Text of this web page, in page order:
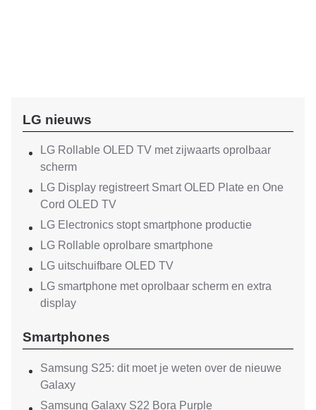
LG nieuws
LG Rollable OLED TV met zijwaarts oprolbaar
scherm
LG Display registreert Smart OLED Plate en One
Cord OLED TV
LG Electronics stopt smartphone productie
LG Rollable oprolbare smartphone
LG uitschuifbare OLED TV
LG smartphone met oprolbaar scherm en extra
display
Smartphones
Samsung S25: dit moet je weten over de nieuwe
Galaxy
Samsung Galaxy S22 Bora Purple